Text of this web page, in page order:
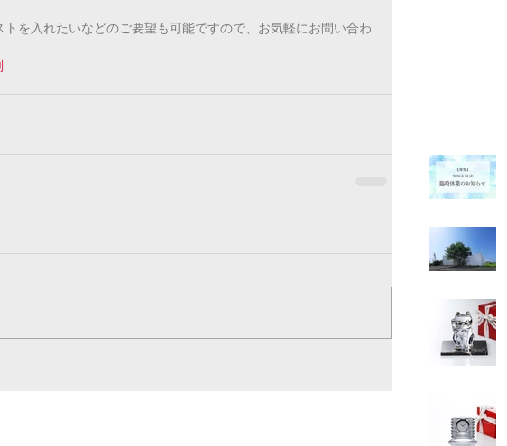
を入れたいなどのご要望も可能ですので、お気軽にお問い合わ